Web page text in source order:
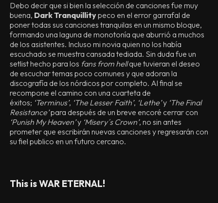
Debo decir que si bien la selección de canciones fue muy
buena, Dark Tranquillitypeco en el error garrafal de
poner todas sus canciones tranquilas en un mismo bloque,
formando una laguna de monotonía que aburrió a muchos
de los asistentes. Incluso mi novia quien no los había
escuchado se muestra cansada tediada. Sin duda fue un
setlist hecho para los fans from hellque tuvieran el deseo
de escuchar temas poco comunes y que adoran la
discografía de los nórdicos por completo. Al final se
recompone el camino con una cuarteta de
éxitos; ‘Terminus’, ‘The Lesser Faith’, ‘Lethe’y ‘The Final
Resistance’para después de un breve encoré cerrar con
‘Punish My Heaven’y ‘Misery´s Crown’, no sin antes
prometer que escribirán nuevas canciones y regresarán con
su fiel publico en un futuro cercano.
This is WAR ETERNAL!